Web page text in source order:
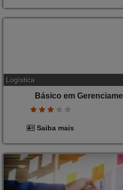
Logística
Básico em
Saiba mais